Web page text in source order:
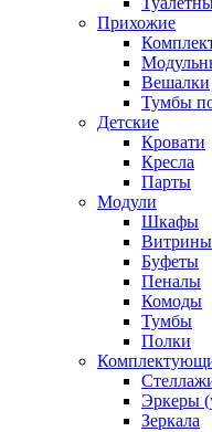
Прихожие
Вешалки
Тумбы
Детские
Кровати
Кресла
Парты
Модули
Шкафы
Витрины
Буфеты
Пеналы
Комоды
Тумбы
Полки
Эркеры
Зеркала